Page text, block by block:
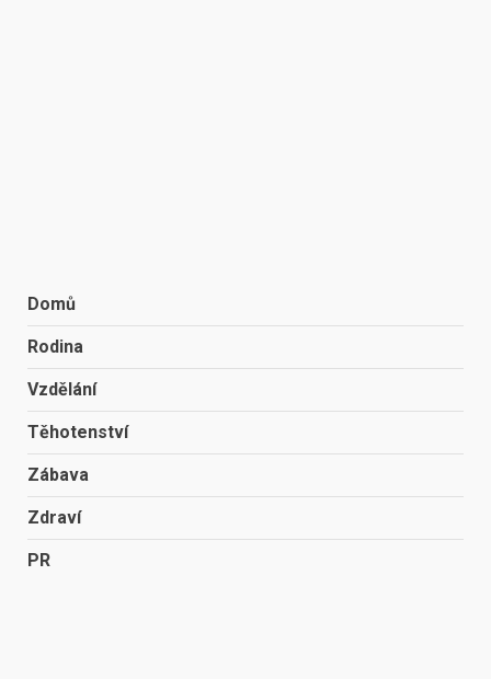
Domů
Rodina
Vzdělání
Těhotenství
Zábava
Zdraví
PR